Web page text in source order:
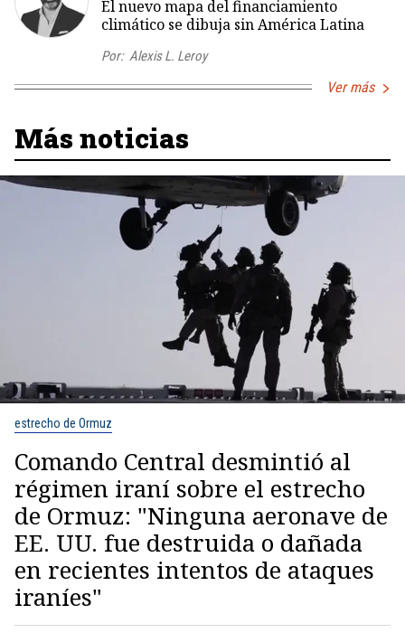
El nuevo mapa del financiamiento
climático se dibuja sin América Latina
Por: Alexis L. Leroy
Ver más
Más noticias
estrecho de Ormuz
Comando Central desmintió al
régimen iraní sobre el estrecho
de Ormuz: "Ninguna aeronave de
EE. UU. fue destruida o dañada
en recientes intentos de ataques
iraníes"